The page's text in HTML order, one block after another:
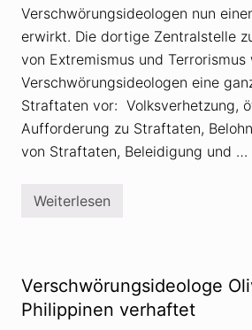
Verschwörungsideologen nun
erwirkt. Die dortige Zentralstelle
von Extremismus und
Verschwörungsideologen eine
Straftaten vor: Volksverhetzung,
Aufforderung zu Straftaten,
von Straftaten, Beleidigung und …
V
h
w
ö
r
Weiterlesen
Verschwörungsideologe
Philippinen verhaftet